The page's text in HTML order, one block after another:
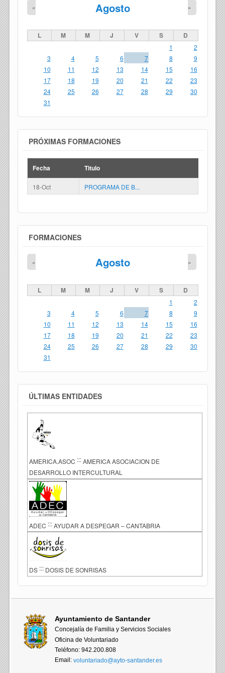
Agosto
« »
L M M J V S D
1
2
3
4 5 6 7 8
9
10
11 12 13 14 15
16
17
18 19 20 21 22
23
24
25 26 27 28 29
30
31
PRÓXIMAS FORMACIONES
Fecha Titulo
18-Oct PROGRAMA DE B...
FORMACIONES
Agosto
« »
L M M J V S D
1
2
3
4 5 6 7 8
9
10
11 12 13 14 15
16
17
18 19 20 21 22
23
24
25 26 27 28 29
30
31
ÚLTIMAS ENTIDADES
AMERICA.ASOC ::: AMERICA ASOCIACION DE
DESARROLLO INTERCULTURAL
ADEC ::: AYUDAR A DESPEGAR – CANTABRIA
DS ::: DOSIS DE SONRISAS
Ayuntamiento de Santander
Concejalía de Familia y Servicios Sociales
Oficina de Voluntariado
Teléfono: 942.200.808
Email:voluntariado@ayto-santander.es